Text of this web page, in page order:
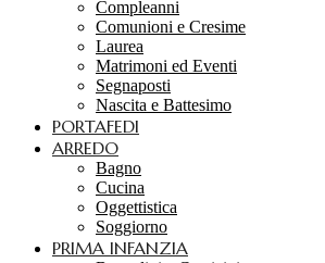
Compleanni
Comunioni e Cresime
Laurea
Matrimoni ed Eventi
Segnaposti
Nascita e Battesimo
PORTAFEDI
ARREDO
Bagno
Cucina
Oggettistica
Soggiorno
PRIMA INFANZIA